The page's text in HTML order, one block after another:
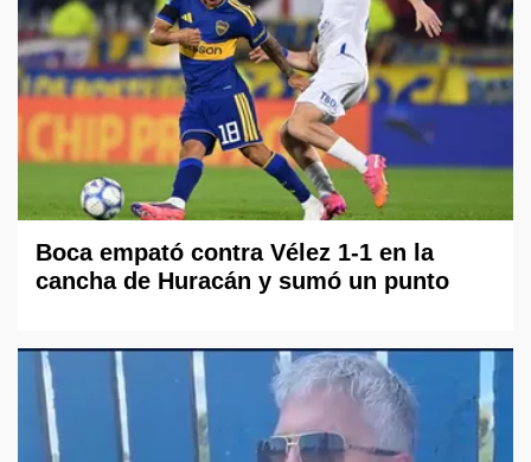
Boca empató contra Vélez 1-1 en la
cancha de Huracán y sumó un punto